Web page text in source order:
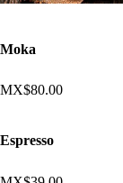
Moka
MX$80.00
Espresso